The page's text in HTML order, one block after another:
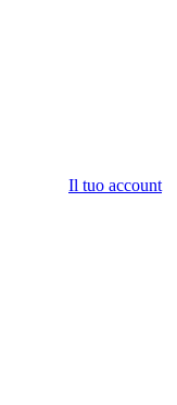
Il tuo account